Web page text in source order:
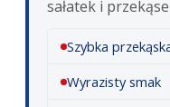
sałatek i
Szybka
Wyrazisty smak